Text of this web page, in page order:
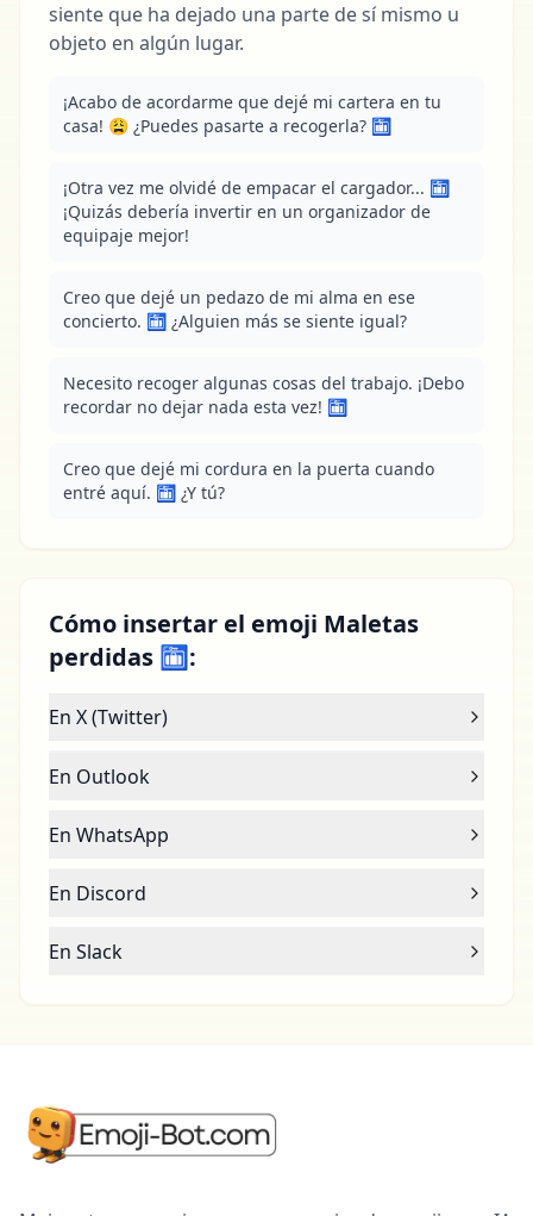
siente que ha dejado una parte de sí mismo u
objeto en algún lugar.
¡Acabo de acordarme que dejé mi cartera en tu
casa! 😩 ¿Puedes pasarte a recogerla? 🛅
¡Otra vez me olvidé de empacar el cargador... 🛅
¡Quizás debería invertir en un organizador de
equipaje mejor!
Creo que dejé un pedazo de mi alma en ese
concierto. 🛅 ¿Alguien más se siente igual?
Necesito recoger algunas cosas del trabajo. ¡Debo
recordar no dejar nada esta vez! 🛅
Creo que dejé mi cordura en la puerta cuando
entré aquí. 🛅 ¿Y tú?
Cómo insertar el emoji Maletas
perdidas 🛅:
En X (Twitter)
En Outlook
En WhatsApp
En Discord
En Slack